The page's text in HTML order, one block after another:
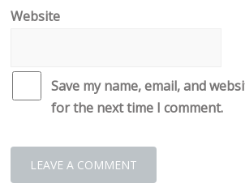
Website
Save my name, email, and
for the next time I comment.